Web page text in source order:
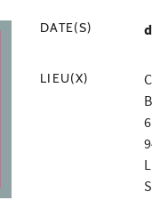
DATE(S)
LIEU(X)